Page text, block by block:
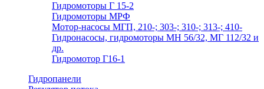
Гидромоторы Г 15-2
Гидромоторы МРФ
Мотор-насосы МГП, 210-; 303-; 310-; 313-; 410-
Гидронасосы, гидромоторы МН 56/32, МГ 112/32 и
др.
Гидромотор Г16-1
Гидропанели